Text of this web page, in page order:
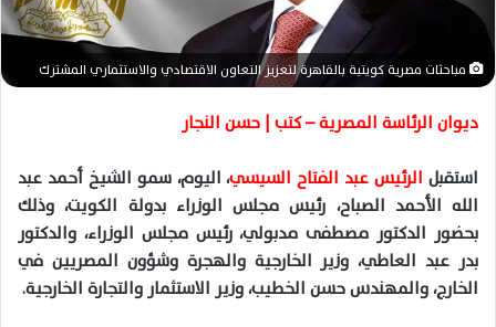
ل
ك
ت
و
ي
ا
مباحثات مصرية كويتية بالقاهرة لتعزيز التعاون الاقتصادي والاستثماري المشترك
ديوان الرئاسة المصرية – كتب | حسن النجار
استقبلالرئيس عبد الفتاح السيسي، اليوم، سمو الشيخ أحمد عبد
الله الأحمد الصباح، رئيس مجلس الوزراء بدولة الكويت، وذلك
بحضور الدكتور مصطفى مدبولي، رئيس مجلس الوزراء، والدكتور
بدر عبد العاطي، وزير الخارجية والهجرة وشؤون المصريين في
الخارج، والمهندس حسن الخطيب، وزير الاستثمار والتجارة الخارجية.